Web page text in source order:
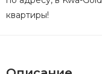
квартиры!